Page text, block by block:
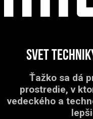
Svet
Ťažko sa dá
prostredie, v
vedeckého a